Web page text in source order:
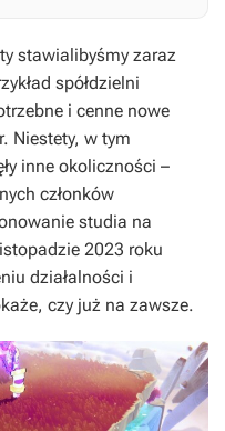
stawialibyśmy zaraz
spółdzielni
i cenne nowe
Niestety, w tym
inne okoliczności –
członków
studia na
2023 roku
działalności i
czy już na zawsze.